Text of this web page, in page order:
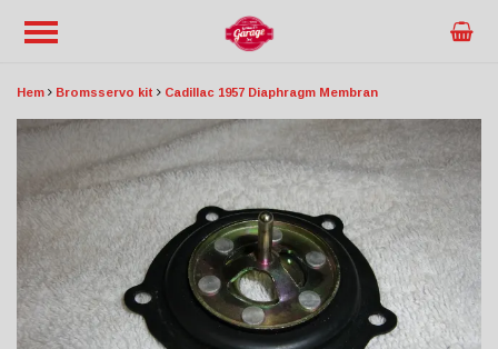
Hem Bromsservo kit Cadillac 1957 Diaphragm Membran